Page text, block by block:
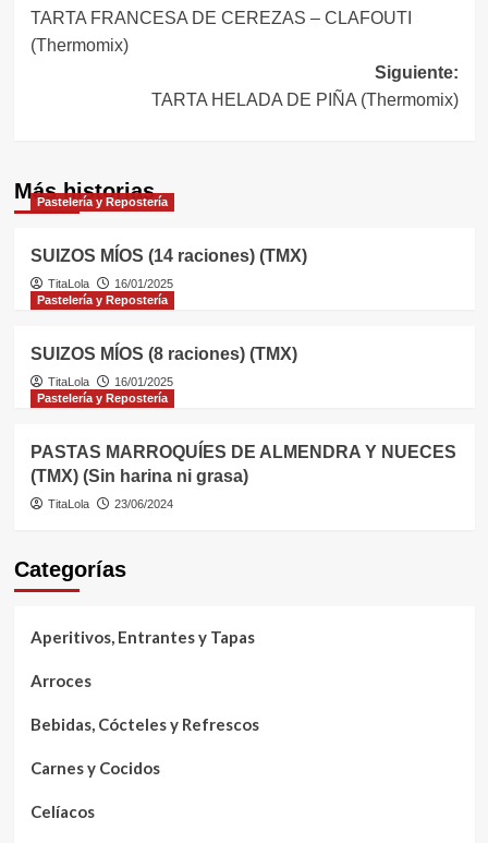
de
entradas
TARTA FRANCESA DE CEREZAS – CLAFOUTI
(Thermomix)
Siguiente:
TARTA HELADA DE PIÑA (Thermomix)
Más historias
Pastelería y Repostería
SUIZOS MÍOS (14 raciones) (TMX)
TitaLola
16/01/2025
Pastelería y Repostería
SUIZOS MÍOS (8 raciones) (TMX)
TitaLola
16/01/2025
Pastelería y Repostería
PASTAS MARROQUÍES DE ALMENDRA Y NUECES
(TMX) (Sin harina ni grasa)
TitaLola 23/06/2024
Categorías
Aperitivos, Entrantes y Tapas
Arroces
Bebidas, Cócteles y Refrescos
Carnes y Cocidos
Celíacos